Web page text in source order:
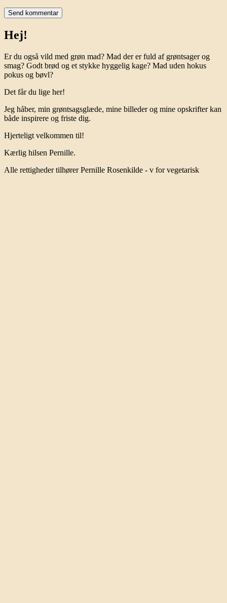
Hej!
Er du også vild med grøn mad? Mad der er fuld af grøntsager og
smag? Godt brød og et stykke hyggelig kage? Mad uden hokus
pokus og bøvl?
Det får du lige her!
Jeg håber, min grøntsagsglæde, mine billeder og mine opskrifter kan
både inspirere og friste dig.
Hjerteligt velkommen til!
Kærlig hilsen Pernille.
Alle rettigheder tilhører Pernille Rosenkilde - v for vegetarisk